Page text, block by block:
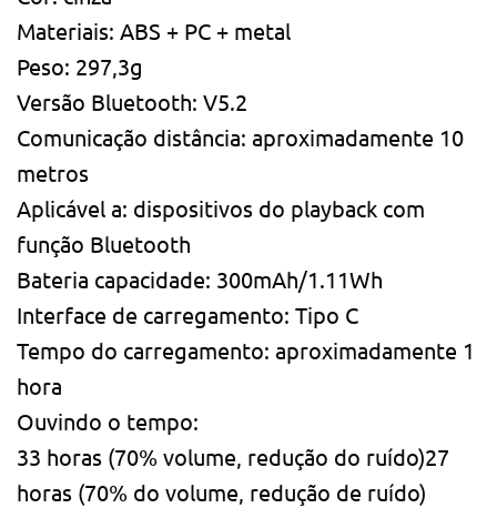
Materiais: ABS + PC + metal
Peso: 297,3g
Versão Bluetooth: V5.2
Comunicação distância: aproximadamente 10
metros
Aplicável a: dispositivos do playback com
função Bluetooth
Bateria capacidade: 300mAh/1.11Wh
Interface de carregamento: Tipo C
Tempo do carregamento: aproximadamente 1
hora
Ouvindo o tempo:
33 horas (70% volume, redução do ruído)27
horas (70% do volume, redução de ruído)